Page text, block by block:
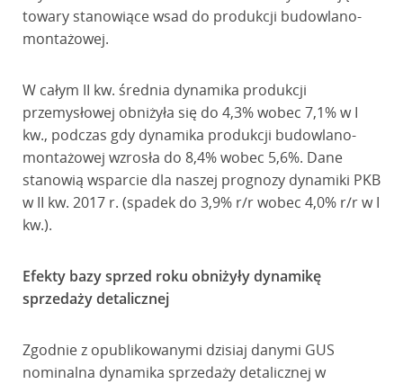
towary stanowiące wsad do produkcji budowlano-
montażowej.
W całym II kw. średnia dynamika produkcji
przemysłowej obniżyła się do 4,3% wobec 7,1% w I
kw., podczas gdy dynamika produkcji budowlano-
montażowej wzrosła do 8,4% wobec 5,6%. Dane
stanowią wsparcie dla naszej prognozy dynamiki PKB
w II kw. 2017 r. (spadek do 3,9% r/r wobec 4,0% r/r w I
kw.).
Efekty bazy sprzed roku obniżyły dynamikę
sprzedaży detalicznej
Zgodnie z opublikowanymi dzisiaj danymi GUS
nominalna dynamika sprzedaży detalicznej w